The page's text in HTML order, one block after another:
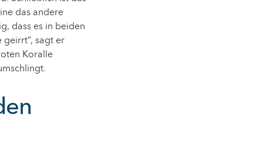
das andere
dass es in beiden
geirrt“, sagt er
Koralle